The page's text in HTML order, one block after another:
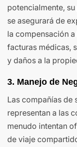
potencialmente,
se asegurará de
la compensación
facturas médicas,
y daños a la
3. Manejo de
Las compañías de
representan a las
menudo intentan
de viaje